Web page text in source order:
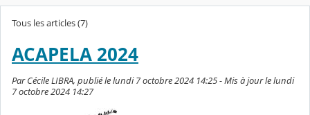
Tous les articles (7)
ACAPELA 2024
Par Cécile LIBRA, publié le lundi 7 octobre 2024 14:25 - Mis à jour le lundi
7 octobre 2024 14:27